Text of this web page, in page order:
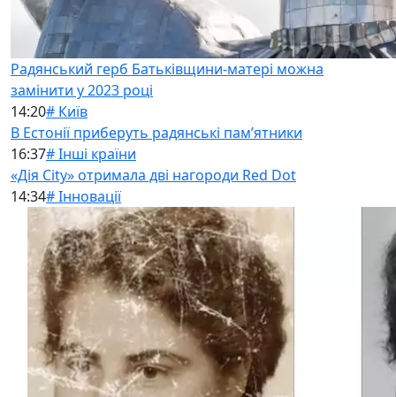
Радянський герб Батьківщини-матері можна
замінити у 2023 році
14:20# Київ
В Естонії приберуть радянські памʼятники
16:37# Інші країни
«Дія City» отримала дві нагороди Red Dot
14:34# Інновації